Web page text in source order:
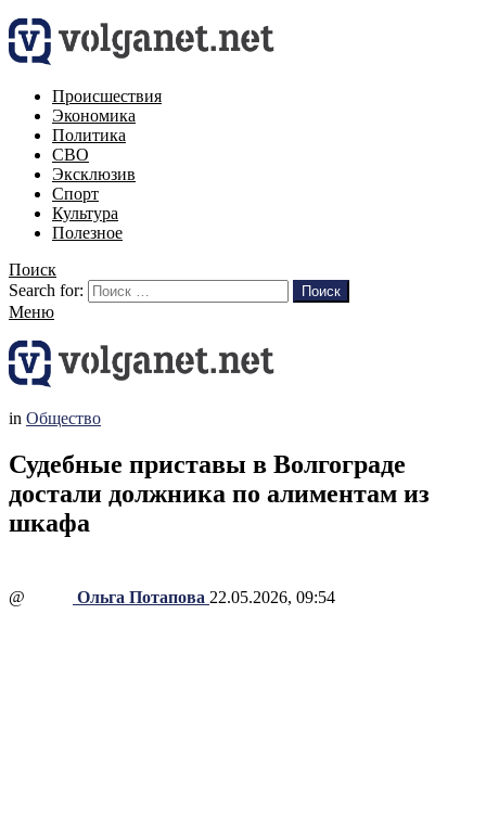
Происшествия
Экономика
Политика
СВО
Эксклюзив
Спорт
Культура
Полезное
Поиск
Search for:
Поиск
Меню
in Общество
Судебные приставы в Волгограде
достали должника по алиментам из
шкафа
@ Ольга Потапова 22.05.2026, 09:54